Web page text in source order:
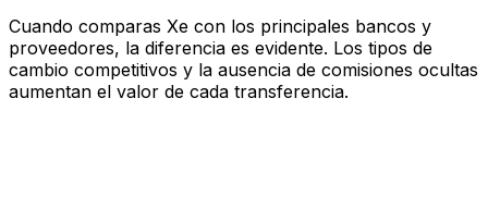
Cuando comparas Xe con los principales bancos y
proveedores, la diferencia es evidente. Los tipos de
cambio competitivos y la ausencia de comisiones ocultas
aumentan el valor de cada transferencia.